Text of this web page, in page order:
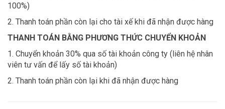
100%)
2. Thanh toán phần còn lại cho tài xế khi đã nhận được hàng
THANH TOÁN BẰNG PHƯƠNG THỨC CHUYỂN KHOẢN
1. Chuyển khoản 30% qua số tài khoản công ty (liên hệ nhân
viên tư vấn để lấy số tài khoản)
2. Thanh toán phần còn lại khi đã nhận được hàng